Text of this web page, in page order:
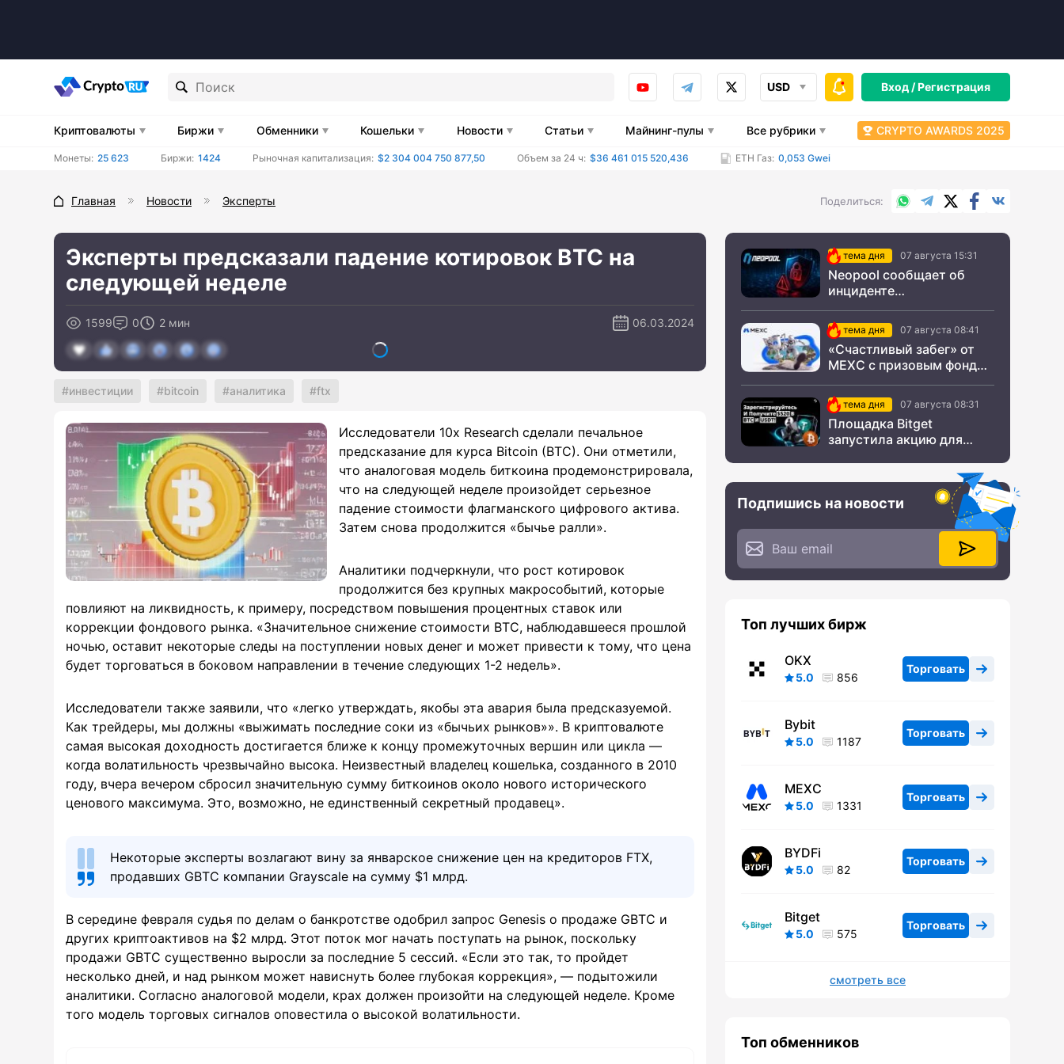
USD Вход /Регистрация
Криптовалюты Биржи Обменники Кошельки Новости Статьи Майнинг-пулы Все рубрики CRYPTO AWARDS 2025
Монеты: 25 623 Биржи: 1424 Рыночная капитализация: $2 304 004 750 877,50 Объем за 24 ч: $36 461 015 520,436 ETH Газ: 0,053 Gwei
Главная Новости Эксперты Поделиться WhatsApp
TelegramX.comFacebook
Эксперты предсказали падение котировок BTC на
следующей неделе
1599 0 2 мин 06.03.2024
инвестиции bitcoin аналитика ftx
Исследователи 10x Research сделали печальное
предсказание для курса Bitсoin (BTC). Они отметили,
что аналоговая модель биткоина продемонстрировала,
что на следующей неделе произойдет серьезное
падение стоимости флагманского цифрового актива.
Затем снова продолжится «бычье ралли».
Аналитики подчеркнули, что рост котировок
продолжится без крупных макрособытий, которые
повлияют на ликвидность, к примеру, посредством повышения процентных ставок или
коррекции фондового рынка. «Значительное снижение стоимости BTC, наблюдавшееся прошлой
ночью, оставит некоторые следы на поступлении новых денег и может привести к тому, что цена
будет торговаться в боковом направлении в течение следующих 1-2 недель».
Исследователи также заявили, что «легко утверждать, якобы эта авария была предсказуемой.
Как трейдеры, мы должны «выжимать последние соки из «бычьих рынков»». В криптовалюте
самая высокая доходность достигается ближе к концу промежуточных вершин или цикла —
когда волатильность чрезвычайно высока. Неизвестный владелец кошелька, созданного в 2010
году, вчера вечером сбросил значительную сумму биткоинов около нового исторического
ценового максимума. Это, возможно, не единственный секретный продавец».
Некоторые эксперты возлагают вину за январское снижение цен на кредиторов FTX,
продавших GBTC компании Grayscale на сумму $1 млрд.
В середине февраля судья по делам о банкротстве одобрил запрос Genesis о продаже GBTC и
других криптоактивов на $2 млрд. Этот поток мог начать поступать на рынок, поскольку
продажи GBTC существенно выросли за последние 5 сессий. «Если это так, то пройдет
несколько дней, и над рынком может нависнуть более глубокая коррекция», — подытожили
аналитики. Согласно аналоговой модели, крах должен произойти на следующей неделе. Кроме
того модель торговых сигналов оповестила о высокой волатильности.
тема дня 07 августа 15:31
Neopool сообщает об
инциденте
безопасности
тема дня 07 августа 08:41
«Счастливый забег» от
MEXC с призовым фондом
тема дня 07 августа 08:31
Площадка Bitget
запустила акцию для
Подпишись на новости
Топ лучших бирж
OKX
5.0 856
Торговать
Bybit
5.0 1187
Торговать
MEXC
5.0 1331
Торговать
BYDFi
5.0 82
Торговать
Bitget
5.0 575
Торговать
смотреть все
Топ обменников